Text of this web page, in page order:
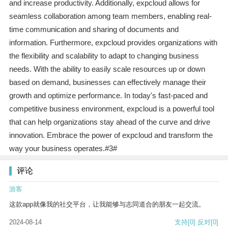
and increase productivity. Additionally, expcloud allows for
seamless collaboration among team members, enabling real-
time communication and sharing of documents and
information. Furthermore, expcloud provides organizations with
the flexibility and scalability to adapt to changing business
needs. With the ability to easily scale resources up or down
based on demand, businesses can effectively manage their
growth and optimize performance. In today's fast-paced and
competitive business environment, expcloud is a powerful tool
that can help organizations stay ahead of the curve and drive
innovation. Embrace the power of expcloud and transform the
way your business operates.#3#
评论
游客
这款app就像我的社交平台，让我能够与志同道合的朋友一起交流。
2024-08-14 支持[0] 反对[0]